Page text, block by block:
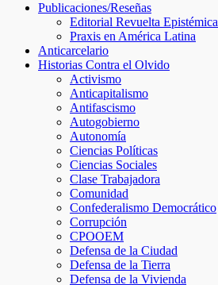
Publicaciones/Reseñas
Editorial Revuelta Epistémica
Praxis en América Latina
Anticarcelario
Historias Contra el Olvido
Activismo
Anticapitalismo
Antifascismo
Autogobierno
Autonomía
Ciencias Políticas
Ciencias Sociales
Clase Trabajadora
Comunidad
Confederalismo Democrático
Corrupción
CPOOEM
Defensa de la Ciudad
Defensa de la Tierra
Defensa de la Vivienda